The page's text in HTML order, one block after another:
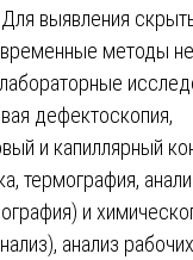
Для выявления
методы
дефектоскопия,
и капиллярный
термография,
и
анализ